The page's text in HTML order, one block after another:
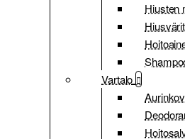
Hiusten
Hiusvärit
Vartalo